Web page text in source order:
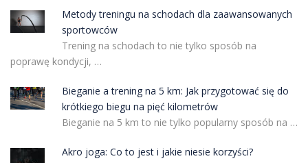
Metody treningu na schodach dla zaawansowanych
sportowców
Trening na schodach to nie tylko sposób na
poprawę kondycji, …
Bieganie a trening na 5 km: Jak przygotować się do
krótkiego biegu na pięć kilometrów
Bieganie na 5 km to nie tylko popularny sposób na …
Akro joga: Co to jest i jakie niesie korzyści?